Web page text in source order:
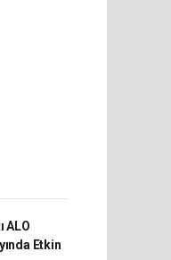
ALO
Etkin